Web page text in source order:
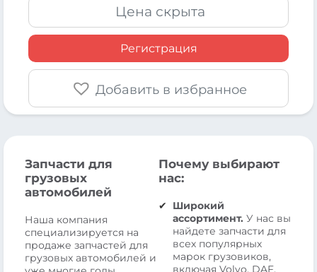
Цена скрыта
Регистрация
Добавить в избранное
Запчасти для
грузовых
автомобилей
Наша компания
специализируется на
продаже запчастей для
грузовых автомобилей и
Почему выбирают
нас:
Широкий
ассортимент. У нас вы
найдете запчасти для
всех популярных
марок грузовиков,
включая Volvo, DAF,